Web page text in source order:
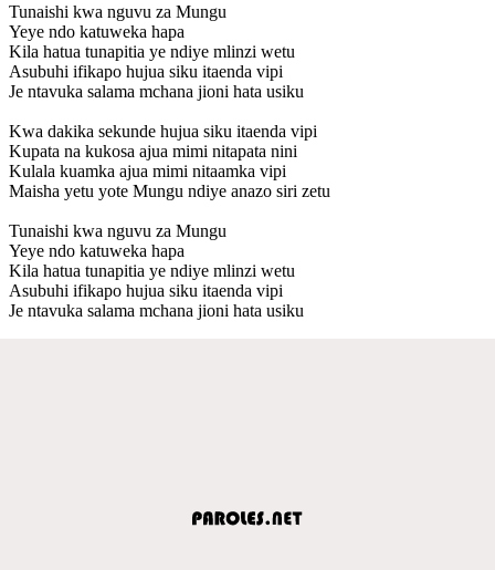
Tunaishi kwa nguvu za Mungu
Yeye ndo katuweka hapa
Kila hatua tunapitia ye ndiye mlinzi wetu
Asubuhi ifikapo hujua siku itaenda vipi
Je ntavuka salama mchana jioni hata usiku
Kwa dakika sekunde hujua siku itaenda vipi
Kupata na kukosa ajua mimi nitapata nini
Kulala kuamka ajua mimi nitaamka vipi
Maisha yetu yote Mungu ndiye anazo siri zetu
Tunaishi kwa nguvu za Mungu
Yeye ndo katuweka hapa
Kila hatua tunapitia ye ndiye mlinzi wetu
Asubuhi ifikapo hujua siku itaenda vipi
Je ntavuka salama mchana jioni hata usiku